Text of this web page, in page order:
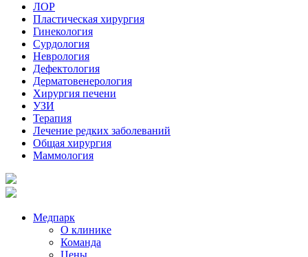
ЛОР
Пластическая хирургия
Гинекология
Сурдология
Неврология
Дефектология
Дерматовенерология
Хирургия печени
УЗИ
Терапия
Лечение редких заболеваний
Общая хирургия
Маммология
Медпарк
О клинике
Команда
Цены